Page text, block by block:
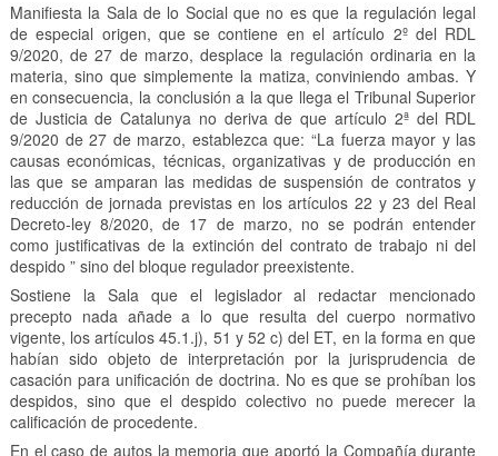
Manifiesta la Sala de lo Social que no es que la regulación legal
de especial origen, que se contiene en el artículo 2º del RDL
9/2020, de 27 de marzo, desplace la regulación ordinaria en la
materia, sino que simplemente la matiza, conviniendo ambas. Y
en consecuencia, la conclusión a la que llega el Tribunal Superior
de Justicia de Catalunya no deriva de que artículo 2ª del RDL
9/2020 de 27 de marzo, establezca que: “La fuerza mayor y las
causas económicas, técnicas, organizativas y de producción en
las que se amparan las medidas de suspensión de contratos y
reducción de jornada previstas en los artículos 22 y 23 del Real
Decreto-ley 8/2020, de 17 de marzo, no se podrán entender
como justificativas de la extinción del contrato de trabajo ni del
despido ” sino del bloque regulador preexistente.
Sostiene la Sala que el legislador al redactar mencionado
precepto nada añade a lo que resulta del cuerpo normativo
vigente, los artículos 45.1.j), 51 y 52 c) del ET, en la forma en que
habían sido objeto de interpretación por la jurisprudencia de
casación para unificación de doctrina. No es que se prohíban los
despidos, sino que el despido colectivo no puede merecer la
calificación de procedente.
En el caso de autos la memoria que aportó la Compañía durante